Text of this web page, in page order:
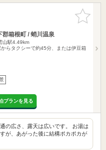
お気に入
りに追加
郡箱根町 / 蛸川温泉
山駅4.49km
らタクシーで約45分、または伊豆箱
プランを見る
の広さ、露天は広いです。 お湯は
が、あがった後に結構ポカポカが